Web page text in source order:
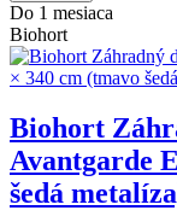
Do 1 mesiaca
Biohort
Biohort
Avantgarde
šedá